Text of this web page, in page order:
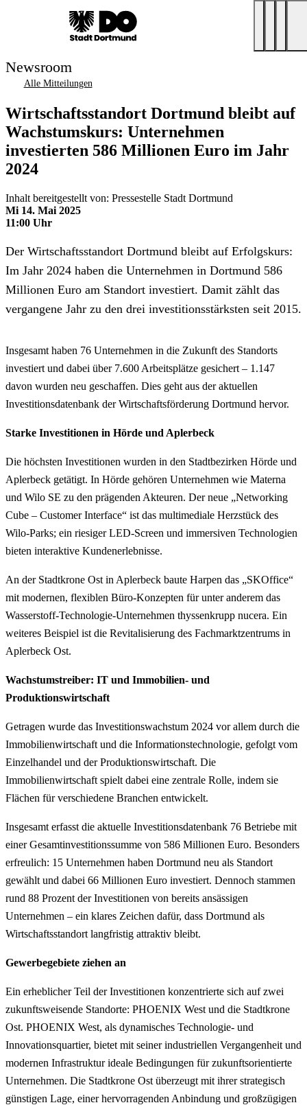
Newsroom
Alle Mitteilungen
Wirtschaftsstandort Dortmund bleibt auf
Wachstumskurs: Unternehmen
investierten 586 Millionen Euro im Jahr
2024
Inhalt bereitgestellt von: Pressestelle Stadt Dortmund
Mi 14. Mai 2025
11:00 Uhr
Der Wirtschaftsstandort Dortmund bleibt auf Erfolgskurs:
Im Jahr 2024 haben die Unternehmen in Dortmund 586
Millionen Euro am Standort investiert. Damit zählt das
vergangene Jahr zu den drei investitionsstärksten seit 2015.
Insgesamt haben 76 Unternehmen in die Zukunft des Standorts
investiert und dabei über 7.600 Arbeitsplätze gesichert – 1.147
davon wurden neu geschaffen. Dies geht aus der aktuellen
Investitionsdatenbank der Wirtschaftsförderung Dortmund hervor.
Starke Investitionen in Hörde und Aplerbeck
Die höchsten Investitionen wurden in den Stadtbezirken Hörde und
Aplerbeck getätigt. In Hörde gehören Unternehmen wie Materna
und Wilo SE zu den prägenden Akteuren. Der neue „Networking
Cube – Customer Interface“ ist das multimediale Herzstück des
Wilo-Parks; ein riesiger LED-Screen und immersiven Technologien
bieten interaktive Kundenerlebnisse.
An der Stadtkrone Ost in Aplerbeck baute Harpen das „SKOffice“
mit modernen, flexiblen Büro-Konzepten für unter anderem das
Wasserstoff-Technologie-Unternehmen thyssenkrupp nucera. Ein
weiteres Beispiel ist die Revitalisierung des Fachmarktzentrums in
Aplerbeck Ost.
Wachstumstreiber: IT und Immobilien- und
Produktionswirtschaft
Getragen wurde das Investitionswachstum 2024 vor allem durch die
Immobilienwirtschaft und die Informationstechnologie, gefolgt vom
Einzelhandel und der Produktionswirtschaft. Die
Immobilienwirtschaft spielt dabei eine zentrale Rolle, indem sie
Flächen für verschiedene Branchen entwickelt.
Insgesamt erfasst die aktuelle Investitionsdatenbank 76 Betriebe mit
einer Gesamtinvestitionssumme von 586 Millionen Euro. Besonders
erfreulich: 15 Unternehmen haben Dortmund neu als Standort
gewählt und dabei 66 Millionen Euro investiert. Dennoch stammen
rund 88 Prozent der Investitionen von bereits ansässigen
Unternehmen – ein klares Zeichen dafür, dass Dortmund als
Wirtschaftsstandort langfristig attraktiv bleibt.
Gewerbegebiete ziehen an
Ein erheblicher Teil der Investitionen konzentrierte sich auf zwei
zukunftsweisende Standorte: PHOENIX West und die Stadtkrone
Ost. PHOENIX West, als dynamisches Technologie- und
Innovationsquartier, bietet mit seiner industriellen Vergangenheit und
modernen Infrastruktur ideale Bedingungen für zukunftsorientierte
Unternehmen. Die Stadtkrone Ost überzeugt mit ihrer strategisch
günstigen Lage, einer hervorragenden Anbindung und großzügigen